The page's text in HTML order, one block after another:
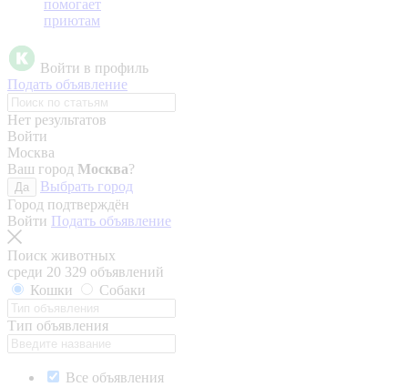
помогает
приютам
Войти в профиль
Подать объявление
Нет результатов
Войти
Москва
Ваш город Москва?
Да
Выбрать город
Город подтверждён
Войти Подать объявление
Поиск животных
среди 20 329 объявлений
Кошки
Собаки
Тип объявления
Все объявления